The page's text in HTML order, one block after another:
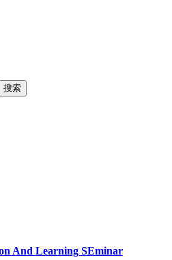
搜索
And Learning SEminar